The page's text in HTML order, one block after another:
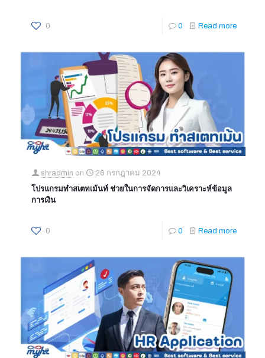
0 0 Read more
shradmin on
26 กรกฎาคม 2024
โปรแกรมทำสเตทเม้นท์ ช่วยในการจัดการและวิเคราะห์ข้อมูล
การเงิน
0 0 Read more